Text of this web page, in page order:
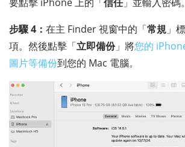
步驟 4： 在主 Finder 視窗中的「常規 」
項。然後點擊「立即備份」將您的
圖片等備份到您的 Mac 電腦。